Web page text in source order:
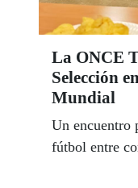
La ONCE
Selección
Mundial
Un encuentro
fútbol entre